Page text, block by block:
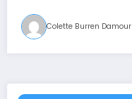
Colette Burren Damour